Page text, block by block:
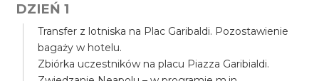
DZIEŃ 1
Transfer z lotniska na Plac Garibaldi. Pozostawienie
bagaży w hotelu.
Zbiórka uczestników na placu Piazza Garibialdi.